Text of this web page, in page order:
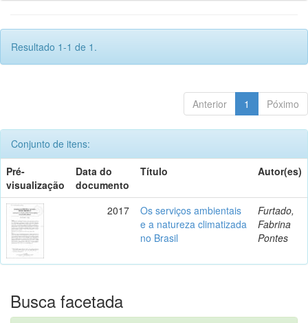
Resultado 1-1 de 1.
Anterior 1 Póximo
Conjunto de itens:
Pré-
visualização
Data do
documento
Título Autor(es)
2017
Os serviços ambientais
e a natureza climatizada
no Brasil
Furtado,
Fabrina
Pontes
Busca facetada